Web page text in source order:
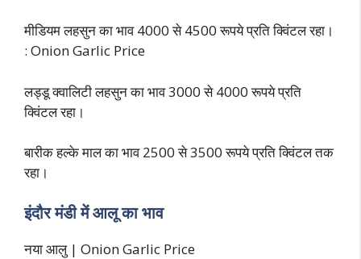
मीडियम लहसुन का भाव 4000 से 4500 रूपये प्रति क्विंटल रहा।
: Onion Garlic Price
लड्डू क्वालिटी लहसुन का भाव 3000 से 4000 रूपये प्रति
क्विंटल रहा।
बारीक हल्के माल का भाव 2500 से 3500 रूपये प्रति क्विंटल तक
रहा।
इंदौर मंडी में आलू का भाव
नया आलु | Onion Garlic Price